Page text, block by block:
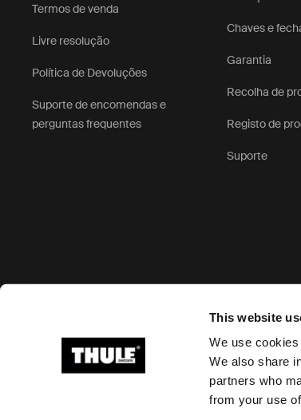
This website
We use
We also share
partners who
from your use
Termos de venda
Livre resolução
Política de Devoluções
Suporte de encomendas e
perguntas frequentes
Chaves e
Garantia
Recolha de
Registo de
Suporte
Ⓒ 2026 Thule Group Todos os direitos reservados